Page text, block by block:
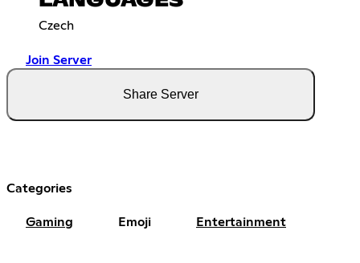
Czech
Join Server
Share Server
Categories
Gaming Emoji Entertainment